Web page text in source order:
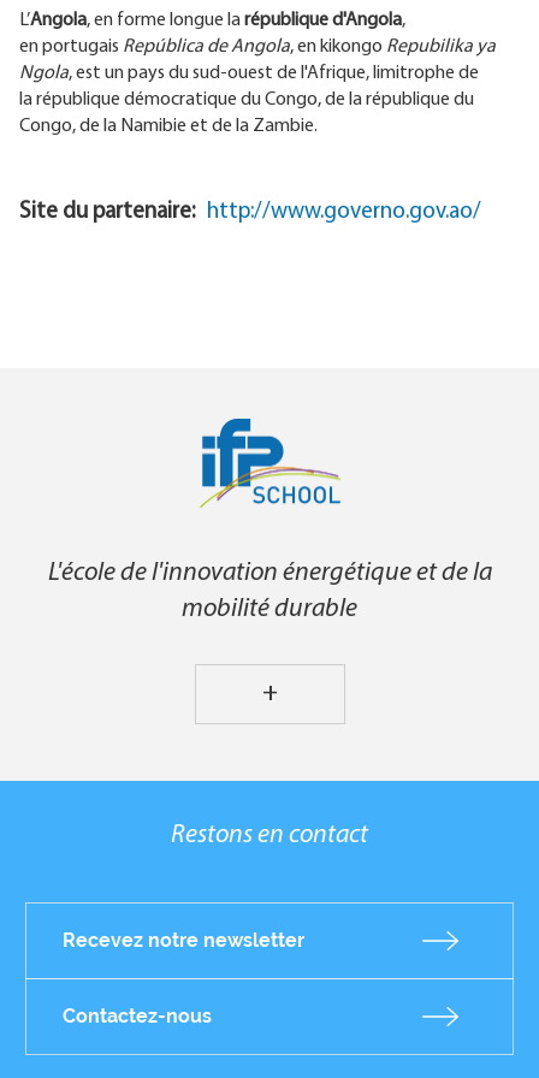
L’Angola, en forme longue larépublique d'Angola,
en portugais República de Angola, en kikongo Repubilika ya
Ngola, est un pays du sud-ouest de l'Afrique, limitrophe de
la république démocratique du Congo, de la république du
Congo, de la Namibie et de la Zambie.
Site du partenaire http://www.governo.gov.ao/
L'école de l'innovation énergétique et de la
mobilité durable
+
Restons en contact
Recevez notre newsletter
Contactez-nous